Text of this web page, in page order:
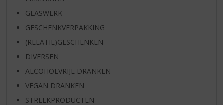
GLASWERK
GESCHENKVERPAKKING
(RELATIE)GESCHENKEN
DIVERSEN
ALCOHOLVRIJE DRANKEN
VEGAN DRANKEN
STREEKPRODUCTEN